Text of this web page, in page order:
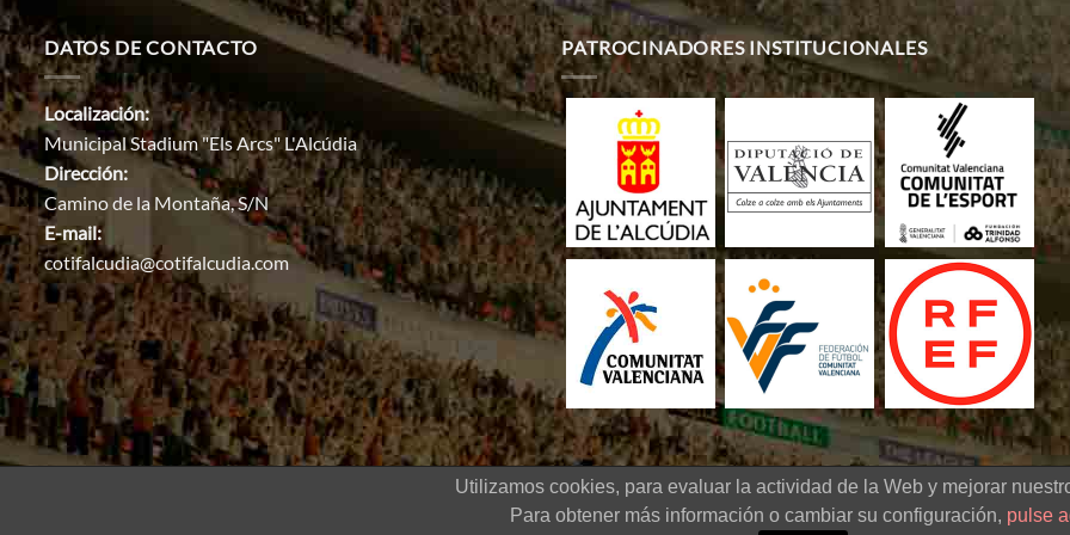
DATOS DE CONTACTO
Localización:
Municipal Stadium "Els Arcs" L'Alcúdia
Dirección:
Camino de la Montaña, S/N
E-mail:
cotifalcudia@cotifalcudia.com
PATROCINADORES INSTITUCIONALES
2022 © COTIF Torneo internacional de fútbol sub-20 -Diseño Web |Aviso legal |Política de cookies |
Utilizamos cookies, para evaluar la actividad de la Web y mejorar
Para obtener más información o cambiar su configuración, pulse